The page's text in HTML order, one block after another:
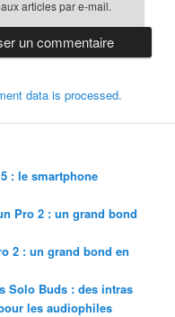
articles par e-mail.
data is processed.
: le smartphone
Pro 2 : un grand bond
2 : un grand bond en
Solo Buds : des intras
les audiophiles